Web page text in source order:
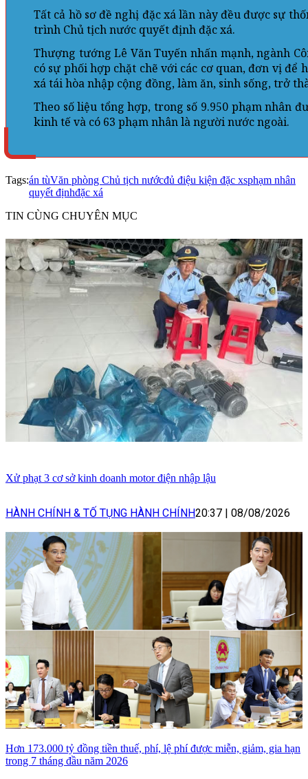
Tất cả hồ sơ đề nghị đặc xá lần này đều được sự
trình Chủ tịch nước quyết định đặc xá.
Thượng tướng Lê Văn Tuyến nhấn mạnh, ngành
có sự phối hợp chặt chẽ với các cơ quan, đơn vị
xá tái hòa nhập cộng đồng, làm ăn, sinh sống, trở
Theo số liệu tổng hợp, trong số 9.950 phạm nhân
kinh tế và có 63 phạm nhân là người nước ngoài.
Tags:án tùVăn phòng Chủ tịch nướcđủ điệu kiện đặc xsphạm nhân
quyết địnhđặc xá
TIN CÙNG CHUYÊN MỤC
Xử phạt 3 cơ sở kinh doanh motor điện nhập lậu
HÀNH CHÍNH & TỐ TỤNG HÀNH CHÍNH20:37 | 08/08/2026
Hơn 173.000 tỷ đồng tiền thuế, phí, lệ phí được miễn, giảm, gia hạn
trong 7 tháng đầu năm 2026